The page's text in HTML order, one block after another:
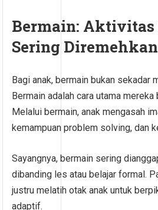
Bermain: Aktivitas
Sering Diremehkan
Bagi anak, bermain bukan sekadar
Bermain adalah cara utama
Melalui bermain, anak mengasah
kemampuan problem solving, dan
Sayangnya, bermain sering
dibanding les atau belajar formal.
justru melatih otak anak untuk
adaptif.